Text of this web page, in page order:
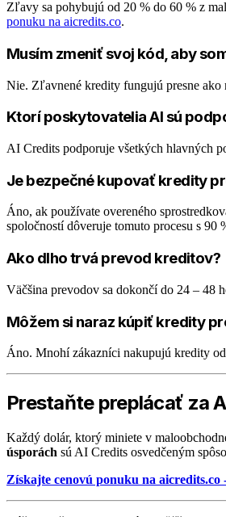
Zľavy sa pohybujú od 20 % do 60 % z
ponuku na aicredits.co.
Musím zmeniť svoj kód, aby
Nie. Zľavnené kredity fungujú presne
Ktorí poskytovatelia AI sú
AI Credits podporuje všetkých hlavných
Je bezpečné kupovať kredity
Áno, ak používate overeného
spoločností dôveruje tomuto procesu s 90
Ako dlho trvá prevod kreditov?
Väčšina prevodov sa dokončí do 24 – 48
Môžem si naraz kúpiť kredity
Áno. Mnohí zákazníci nakupujú kredity
Prestaňte preplácať za
Každý dolár, ktorý miniete v
úsporách sú AI Credits osvedčeným
Získajte cenovú ponuku na aicredits.co